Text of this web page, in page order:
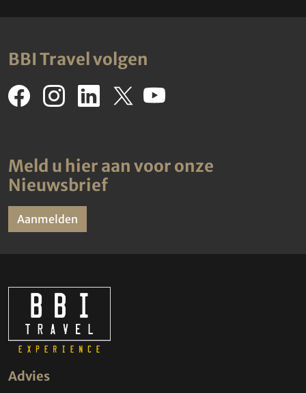
BBI Travel volgen
Meld u hier aan voor onze
Nieuwsbrief
Aanmelden
Advies